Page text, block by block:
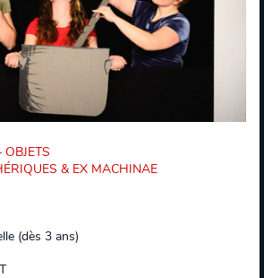
& EX MACHINAE
(dès 3 ans)